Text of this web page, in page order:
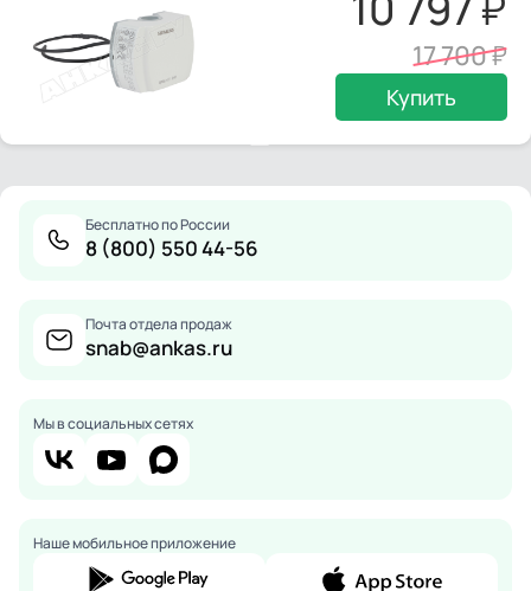
17 700
Купить
Бесплатно по России
8 (800) 550 44-56
Почта отдела продаж
snab@ankas.ru
Мы в социальных сетях
Наше мобильное приложение